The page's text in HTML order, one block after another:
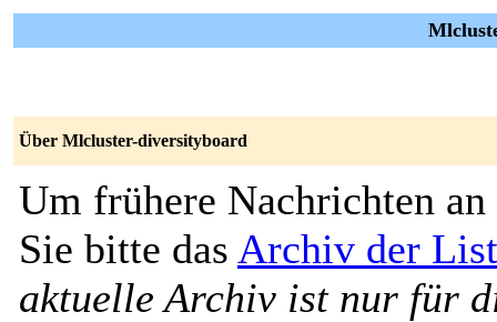
Über Mlcluster-diversityboard
Um frühere Nachrichten an
Sie bitte das Archiv der
aktuelle Archiv ist nur für